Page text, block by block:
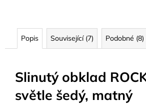
Popis Související (7) Podobné (8)
Slinutý obklad
světle šedý, matný